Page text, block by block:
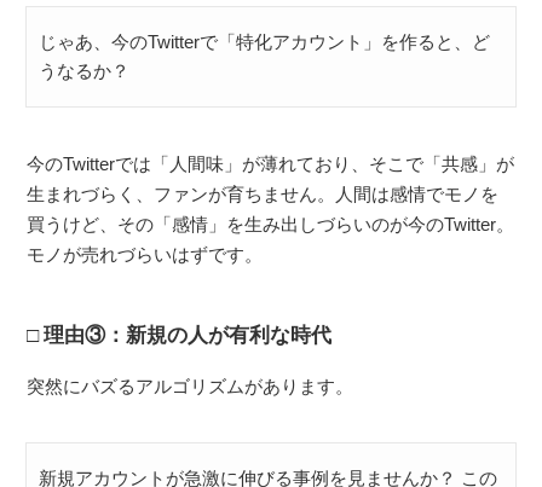
じゃあ、今のTwitterで「特化アカウント」を作ると、ど
うなるか？
今のTwitterでは「人間味」が薄れており、そこで「共感」が
生まれづらく、ファンが育ちません。人間は感情でモノを
買うけど、その「感情」を生み出しづらいのが今のTwitter。
モノが売れづらいはずです。
理由③：新規の人が有利な時代
突然にバズるアルゴリズムがあります。
新規アカウントが急激に伸びる事例を見ませんか？ この